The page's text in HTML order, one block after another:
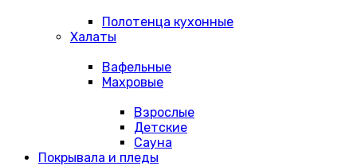
Полотенца кухонные
Халаты
Вафельные
Махровые
Взрослые
Детские
Сауна
Покрывала и пледы